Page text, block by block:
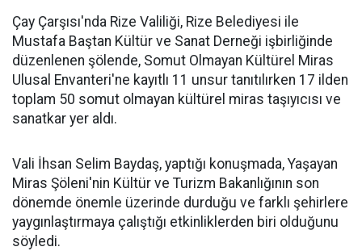
Çay Çarşısı'nda Rize Valiliği, Rize Belediyesi ile
Mustafa Baştan Kültür ve Sanat Derneği işbirliğinde
düzenlenen şölende, Somut Olmayan Kültürel Miras
Ulusal Envanteri'ne kayıtlı 11 unsur tanıtılırken 17 ilden
toplam 50 somut olmayan kültürel miras taşıyıcısı ve
sanatkar yer aldı.
Vali İhsan Selim Baydaş, yaptığı konuşmada, Yaşayan
Miras Şöleni'nin Kültür ve Turizm Bakanlığının son
dönemde önemle üzerinde durduğu ve farklı şehirlere
yaygınlaştırmaya çalıştığı etkinliklerden biri olduğunu
söyledi.